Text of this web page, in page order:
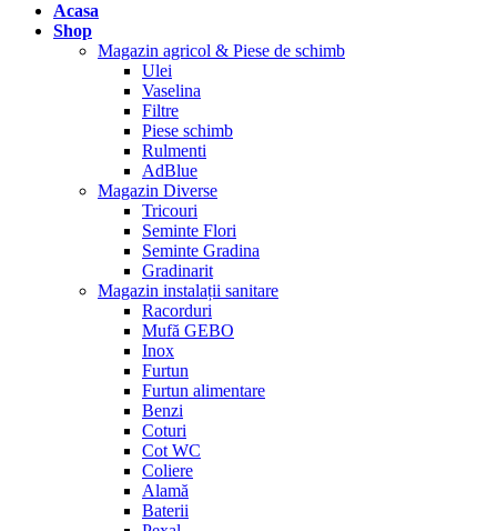
Acasa
Shop
Magazin agricol & Piese de schimb
Ulei
Vaselina
Filtre
Piese schimb
Rulmenti
AdBlue
Magazin Diverse
Tricouri
Seminte Flori
Seminte Gradina
Gradinarit
Magazin instalații sanitare
Racorduri
Mufă GEBO
Inox
Furtun
Furtun alimentare
Benzi
Coturi
Cot WC
Coliere
Alamă
Baterii